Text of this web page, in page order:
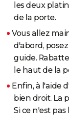
les deux
de la porte.
Vous allez
d'abord,
guide.
le haut de la
Enfin, à l'aide
bien droit. La
Si ce n'est pas